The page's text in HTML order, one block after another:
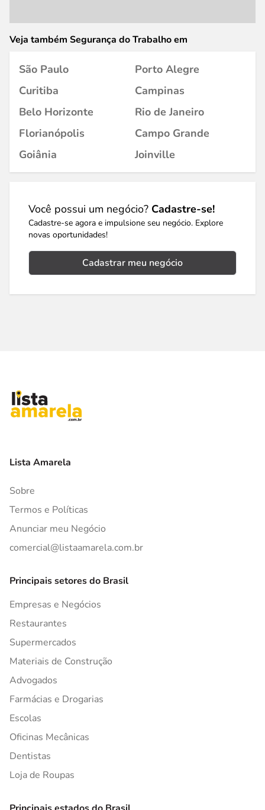
Veja também Segurança do Trabalho em
São Paulo
Porto Alegre
Curitiba
Campinas
Belo Horizonte
Rio de Janeiro
Florianópolis
Campo Grande
Goiânia
Joinville
Você possui um negócio? Cadastre-se!
Cadastre-se agora e impulsione seu negócio. Explore
novas oportunidades!
Cadastrar meu negócio
Lista Amarela
Sobre
Termos e Políticas
Anunciar meu Negócio
comercial@listaamarela.com.br
Principais setores do Brasil
Empresas e Negócios
Restaurantes
Supermercados
Materiais de Construção
Advogados
Farmácias e Drogarias
Escolas
Oficinas Mecânicas
Dentistas
Loja de Roupas